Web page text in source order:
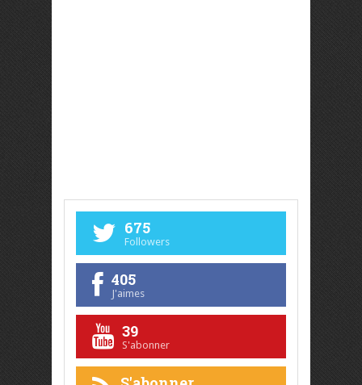
675
Followers
405
J'aimes
39
S'abonner